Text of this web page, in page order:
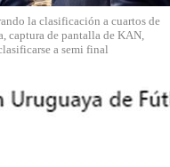
la clasificación a cuartos de
captura de pantalla de KAN,
a semi final